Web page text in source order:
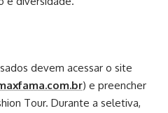
devem acessar o site
) e preencher
Tour. Durante a seletiva,